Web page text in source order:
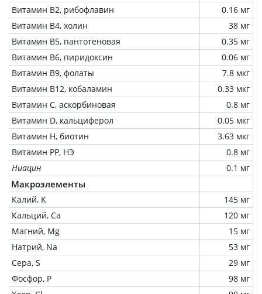
Витамин В2, рибофлавин
0.16 мг
Витамин В4, холин
38 мг
Витамин В5, пантотеновая
0.35 мг
Витамин В6, пиридоксин
0.06 мг
Витамин В9, фолаты
7.8 мкг
Витамин В12, кобаламин
0.33 мкг
Витамин C, аскорбиновая
0.8 мг
Витамин D, кальциферол
0.05 мкг
Витамин Н, биотин
3.63 мкг
Витамин РР, НЭ
0.8 мг
Ниацин
0.1 мг
Макроэлементы
Калий, K
145 мг
Кальций, Ca
120 мг
Магний, Mg
15 мг
Натрий, Na
53 мг
Сера, S
29 мг
Фосфор, P
98 мг